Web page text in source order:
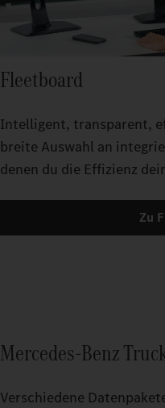
Fleetboard
Intelligent, transparent,
breite Auswahl an
denen du die Effizienz
Zu
Mercedes-Benz
Verschiedene